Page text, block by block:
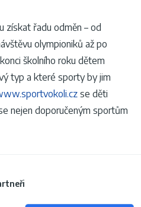
získat řadu odměn – od
olympioniků až po
školního roku dětem
typ a které sporty by jim
se děti
nejen doporučeným sportům